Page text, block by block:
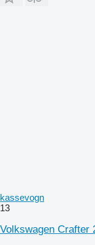
kassevogn
13
Volkswagen Crafter